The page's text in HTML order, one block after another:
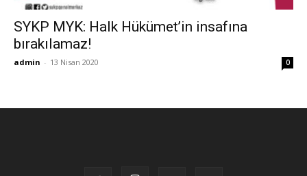
SYKP MYK: Halk Hükümet’in insafına
bırakılamaz!
admin - 13 Nisan 2020 0